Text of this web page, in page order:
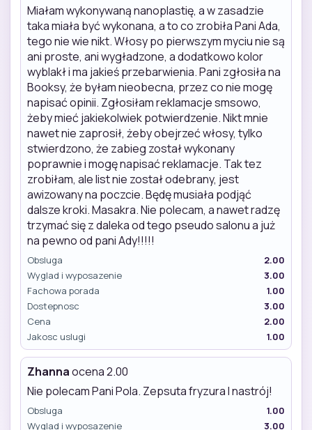
Miałam wykonywaną nanoplastię, a w zasadzie
taka miała być wykonana, a to co zrobiła Pani Ada,
tego nie wie nikt. Włosy po pierwszym myciu nie są
ani proste, ani wygładzone, a dodatkowo kolor
wyblakł i ma jakieś przebarwienia. Pani zgłosiła na
Booksy, że byłam nieobecna, przez co nie mogę
napisać opinii. Zgłosiłam reklamacje smsowo,
żeby mieć jakiekolwiek potwierdzenie. Nikt mnie
nawet nie zaprosił, żeby obejrzeć włosy, tylko
stwierdzono, że zabieg został wykonany
poprawnie i mogę napisać reklamacje. Tak tez
zrobiłam, ale list nie został odebrany, jest
awizowany na poczcie. Będę musiała podjąć
dalsze kroki. Masakra. Nie polecam, a nawet radzę
trzymać się z daleka od tego pseudo salonu a już
na pewno od pani Ady!!!!!
Obsluga
2.00
Wyglad i wyposazenie
3.00
Fachowa porada
1.00
Dostepnosc
3.00
Cena
2.00
Jakosc uslugi
1.00
Zhannaocena 2.00
Nie polecam Pani Pola. Zepsuta fryzura I nastrój!
Obsluga
1.00
Wyglad i wyposazenie
3.00